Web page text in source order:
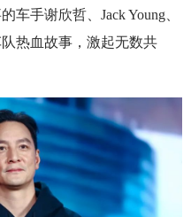
车手谢欣哲、Jack Young、
热血故事，激起无数共